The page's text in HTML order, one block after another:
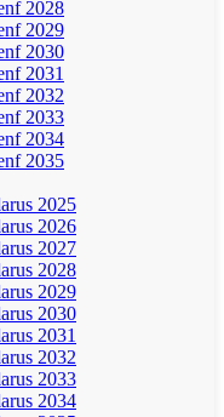
2028
2029
2030
2031
2032
2033
2034
2035
2025
2026
2027
2028
2029
2030
2031
2032
2033
2034